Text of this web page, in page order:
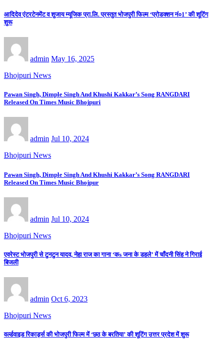
आदिदेव एंटरटेनमेंट व शुजाय म्यूजिक प्रा.लि. प्रस्तुत भोजपुरी फिल्म ‘प्रोडक्शन नं०1’ की शूटिंग
शुरू
admin May 16, 2025
Bhojpuri News
Pawan Singh, Dimple Singh And Khushi Kakkar’s Song RANGDARI
Released On Times Music Bhojpuri
admin Jul 10, 2024
Bhojpuri News
Pawan Singh, Dimple Singh And Khushi Kakkar’s Song RANGDARI
Released On Times Music Bhojpur
admin Jul 10, 2024
Bhojpuri News
एवरेस्ट भोजपुरी से टुनटुन यादव, नेहा राज का गाना ‘कs जना के डहले’ में चाँदनी सिंह ने गिराई
बिजली
admin Oct 6, 2023
Bhojpuri News
वर्ल्डवाइड रिकार्ड्स की भोजपुरी फिल्म में ‘छठ के बरतिया’ की शूटिंग उत्तर प्रदेश में शुरू